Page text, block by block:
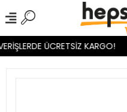
ÜCRETSİZ KARGO!